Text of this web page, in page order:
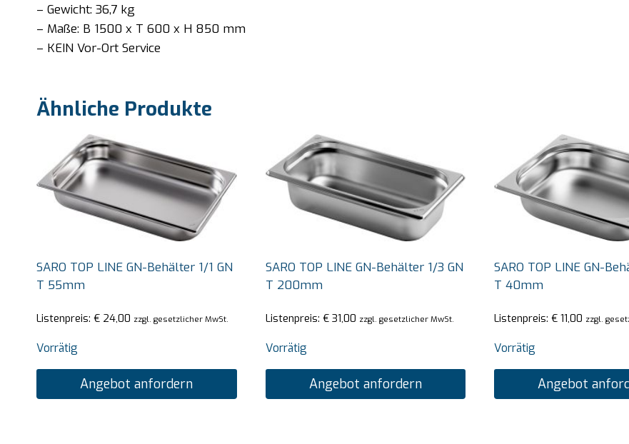
– Gewicht: 36,7 kg
– Maße: B 1500 x T 600 x H 850 mm
– KEIN Vor-Ort Service
Ähnliche Produkte
SARO TOP LINE GN-Behälter 1/1 GN
T 55mm
Listenpreis: € 24,00 zzgl. gesetzlicher MwSt.
Vorrätig
Angebot anfordern
SARO TOP LINE GN-Behälter 1/3 GN
T 200mm
Listenpreis: €31,00 zzgl. gesetzlicher MwSt.
Vorrätig
Angebot anfordern
SARO TOP LINE GN-
T 40mm
Listenpreis: € 11,00 zzgl.
Vorrätig
Angebot